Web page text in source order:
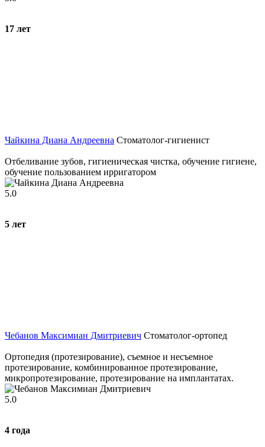
17 лет
Чайкина Диана Андреевна Стоматолог-гигиенист
Отбеливание зубов, гигиеническая чистка, обучение гигиене,
обучение пользованием ирригатором
5.0
5 лет
Чебанов Максимиан Дмитриевич Стоматолог-ортопед
Ортопедия (протезирование), съемное и несъемное
протезирование, комбинированное протезирование,
микропротезирование, протезирование на имплантатах.
5.0
4 года